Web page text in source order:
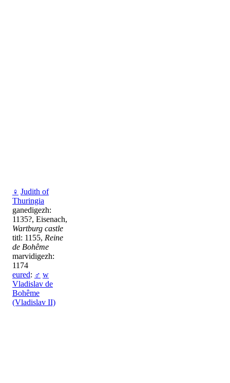
♀ Judith of
Thuringia
ganedigezh:
1135?, Eisenach,
Wartburg castle
titl: 1155, Reine
de Bohême
marvidigezh:
1174
eured: ♂ w
Vladislav de
Bohême
(Vladislav II)